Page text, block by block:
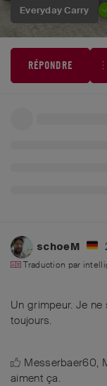
Everyday Carry
RÉPONDRE
schoeM
Traduction par
Un grimpeur. Je
toujours.
Messerbaer60,
aiment ça.